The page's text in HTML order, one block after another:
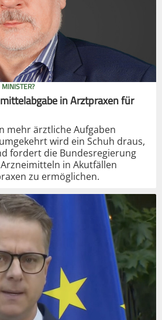
in Arztpraxen für
mehr ärztliche Aufgaben
wird ein Schuh draus,
fordert die Bundesregierung
in Akutfällen
zu ermöglichen.